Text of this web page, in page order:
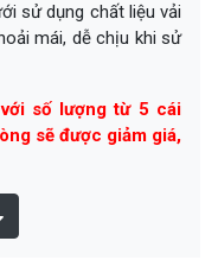
sử dụng chất liệu vải
mái, dễ chịu khi sử
số lượng từ 5 cái
sẽ được giảm giá,